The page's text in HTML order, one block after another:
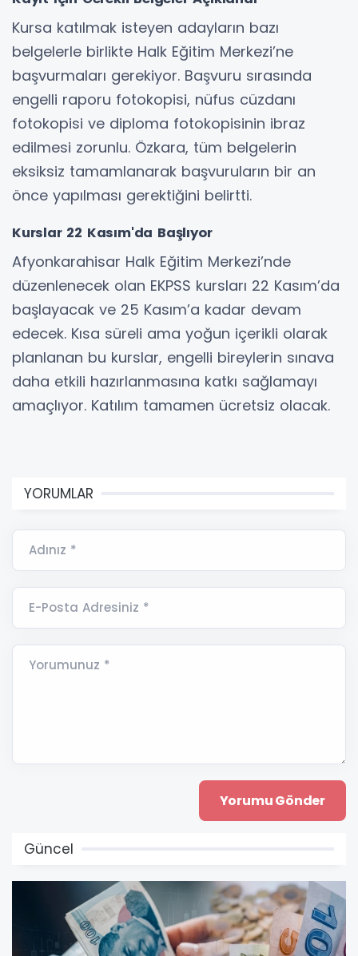
Kursa katılmak isteyen adayların bazı
belgelerle birlikte Halk Eğitim Merkezi’ne
başvurmaları gerekiyor. Başvuru sırasında
engelli raporu fotokopisi, nüfus cüzdanı
fotokopisi ve diploma fotokopisinin ibraz
edilmesi zorunlu. Özkara, tüm belgelerin
eksiksiz tamamlanarak başvuruların bir an
önce yapılması gerektiğini belirtti.
Kurslar 22 Kasım'da Başlıyor
Afyonkarahisar Halk Eğitim Merkezi’nde
düzenlenecek olan EKPSS kursları 22 Kasım’da
başlayacak ve 25 Kasım’a kadar devam
edecek. Kısa süreli ama yoğun içerikli olarak
planlanan bu kurslar, engelli bireylerin sınava
daha etkili hazırlanmasına katkı sağlamayı
amaçlıyor. Katılım tamamen ücretsiz olacak.
YORUMLAR
Adınız *
E-Posta Adresiniz *
Yorumunuz *
Güncel